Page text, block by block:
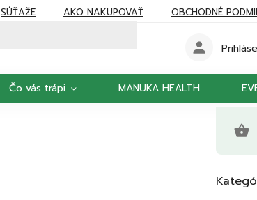
SÚŤAŽE AKO NAKUPOVAŤ OBCHODNÉ
Čo vás trápi MANUKA HEALTH